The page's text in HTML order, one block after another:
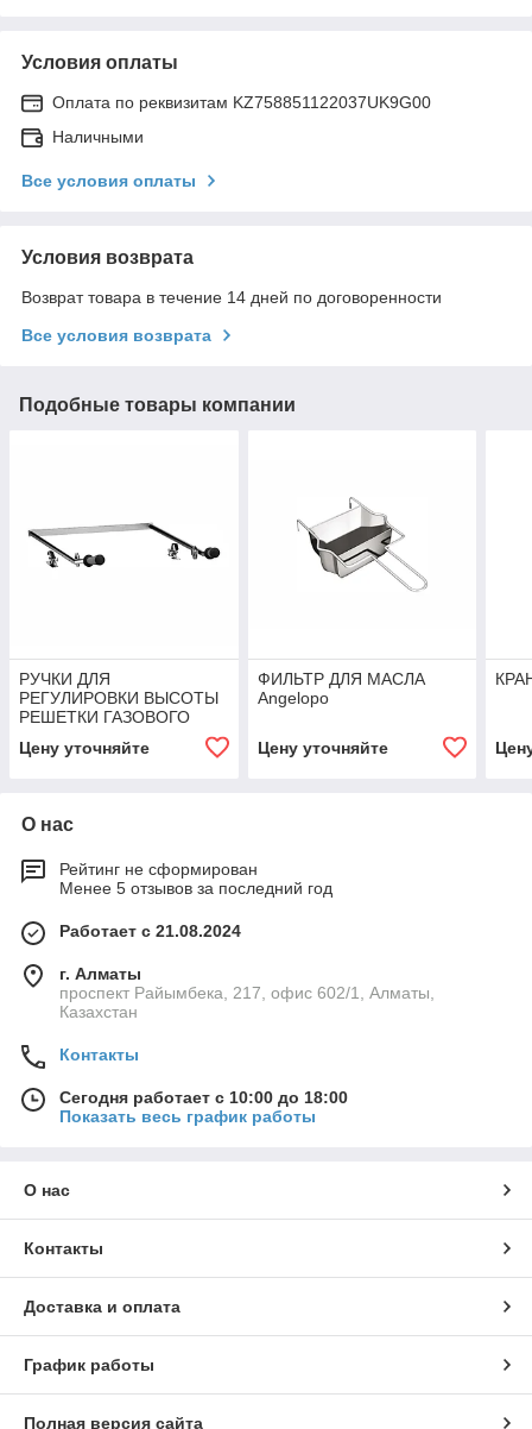
Условия оплаты
Оплата по реквизитам KZ758851122037UK9G00
Наличными
Все условия оплаты
Условия возврата
Возврат товара в течение 14 дней по договоренности
Все условия возврата
Подобные товары компании
РУЧКИ ДЛЯ
РЕГУЛИРОВКИ ВЫСОТЫ
РЕШЕТКИ ГАЗОВОГО
ГРИЛЯ (80 CM.) Angelopo
Цену уточняйте
ФИЛЬТР ДЛЯ МАСЛА
Angelopo
Цену уточняйте
О нас
Рейтинг не сформирован
Менее 5 отзывов за последний год
Работает с 21.08.2024
г. Алматы
проспект Райымбека, 217, офис 602/1, Алматы,
Казахстан
Контакты
Сегодня работает с 10:00 до 18:00
Показать весь график работы
О нас
Контакты
Доставка и оплата
График работы
Полная версия сайта